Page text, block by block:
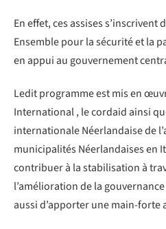
En effet, ces assises
Ensemble pour la sécurité et la
en appui au gouvernement
Ledit programme est mis en
International , le cordaid ainsi
internationale Néerlandaise de
municipalités Néerlandaises en
contribuer à la stabilisation à
l’amélioration de la
aussi d’apporter une main-forte